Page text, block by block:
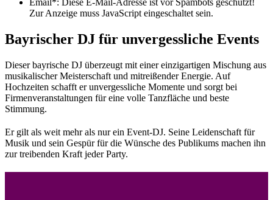
Zur Anzeige muss JavaScript eingeschaltet sein.
Bayrischer DJ für unvergessliche Events
Dieser bayrische DJ überzeugt mit einer einzigartigen Mischung aus
musikalischer Meisterschaft und mitreißender Energie. Auf
Hochzeiten schafft er unvergessliche Momente und sorgt bei
Firmenveranstaltungen für eine volle Tanzfläche und beste
Stimmung.
Er gilt als weit mehr als nur ein Event-DJ. Seine Leidenschaft für
Musik und sein Gespür für die Wünsche des Publikums machen ihn
zur treibenden Kraft jeder Party.